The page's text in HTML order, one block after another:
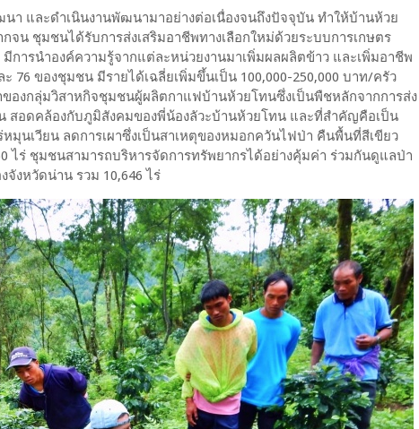
า และดำเนินงานพัฒนามาอย่างต่อเนื่องจนถึงปัจจุบัน ทำให้บ้านห้วย
น ชุมชนได้รับการส่งเสริมอาชีพทางเลือกใหม่ด้วยระบบการเกษตร
ารนำองค์ความรู้จากแต่ละหน่วยงานมาเพิ่มผลผลิตข้าว และเพิ่มอาชีพ
76 ของชุมชน มีรายได้เฉลี่ยเพิ่มขึ้นเป็น 100,000-250,000 บาท/ครัว
องกลุ่มวิสาหกิจชุมชนผู้ผลิตกาแฟบ้านห้วยโทนซึ่งเป็นพืชหลักจากการส่ง
สอดคล้องกับภูมิสังคมของพี่น้องลัวะบ้านห้วยโทน และที่สำคัญคือเป็น
นเวียน ลดการเผาซึ่งเป็นสาเหตุของหมอกควันไฟป่า คืนพื้นที่สีเขียว
ไร่ ชุมชนสามารถบริหารจัดการทรัพยากรได้อย่างคุ้มค่า ร่วมกันดูแลป่า
งหวัดน่าน รวม 10,646 ไร่